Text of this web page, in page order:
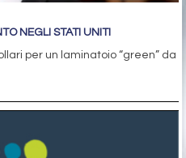
NEGLI STATI UNITI
per un laminatoio “green” da